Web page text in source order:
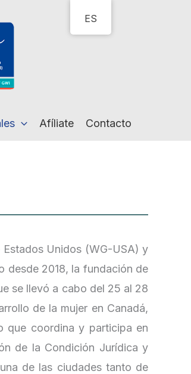
Afíliate Contacto
Unidos (WG-USA) y
desde 2018, la fundación de
se llevó a cabo del 25 al 28
de la mujer en Canadá,
que coordina y participa en
de la Condición Jurídica y
de las ciudades tanto de
ES